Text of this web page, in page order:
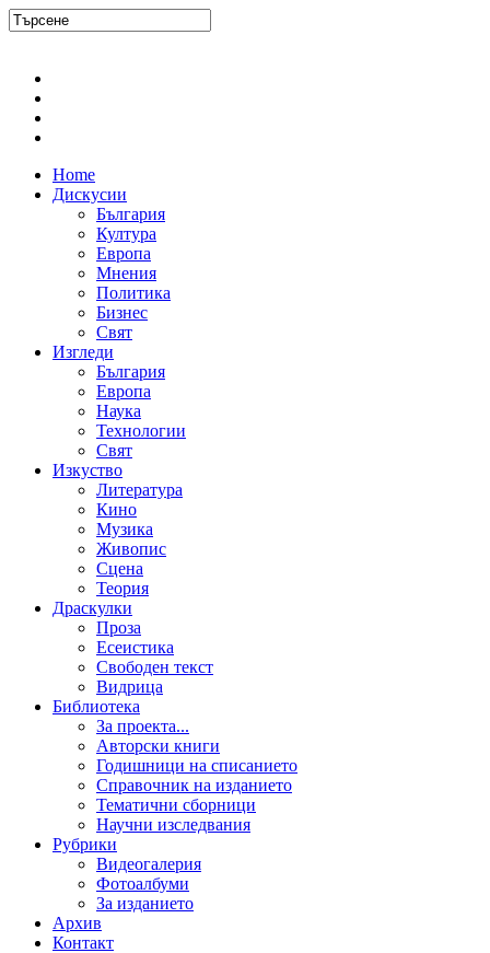
Home
Дискусии
България
Култура
Европа
Мнения
Политика
Бизнес
Свят
Изгледи
България
Европа
Наука
Технологии
Свят
Изкуство
Литература
Кино
Музика
Живопис
Сцена
Теория
Драскулки
Проза
Есеистика
Свободен текст
Видрица
Библиотека
За проекта...
Авторски книги
Годишници на списанието
Справочник на изданието
Тематични сборници
Научни изследвания
Рубрики
Видеогалерия
Фотоалбуми
За изданието
Архив
Контакт